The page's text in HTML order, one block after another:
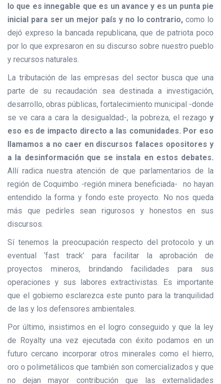
lo que es innegable que es un avance y es un punta pie
inicial para ser un mejor país y no lo contrario, como lo
dejó expreso la bancada republicana, que de patriota poco
por lo que expresaron en su discurso sobre nuestro pueblo
y recursos naturales.
La tributación de las empresas del sector busca que una
parte de su recaudación sea destinada a investigación,
desarrollo, obras públicas, fortalecimiento municipal -donde
se ve cara a cara la desigualdad-, la pobreza, el rezago y
eso es de impacto directo a las comunidades. Por eso
llamamos a no caer en discursos falaces opositores y
a la desinformación que se instala en estos debates.
Allí radica nuestra atención de que parlamentarios de la
región de Coquimbo -región minera beneficiada- no hayan
entendido la forma y fondo este proyecto. No nos queda
más que pedirles sean rigurosos y honestos en sus
discursos.
Sí tenemos la preocupación respecto del protocolo y un
eventual ‘fast track’ para facilitar la aprobación de
proyectos mineros, brindando facilidades para sus
operaciones y sus labores extractivistas. Es importante
que el gobierno esclarezca este punto para la tranquilidad
de las y los defensores ambientales.
Por último, insistimos en el logro conseguido y que la ley
de Royalty una vez ejecutada con éxito podamos en un
futuro cercano incorporar otros minerales como el hierro,
oro o polimetálicos que también son comercializados y que
no dejan mayor contribución que las externalidades